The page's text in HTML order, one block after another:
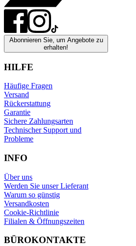
Abonnieren Sie, um Angebote zu
erhalten!
HILFE
Häufige Fragen
Versand
Rückerstattung
Garantie
Sichere Zahlungsarten
Technischer Support und
Probleme
INFO
Über uns
Werden Sie unser Lieferant
Warum so günstig
Versandkosten
Cookie-Richtlinie
Filialen & Öffnungszeiten
BÜROKONTAKTE